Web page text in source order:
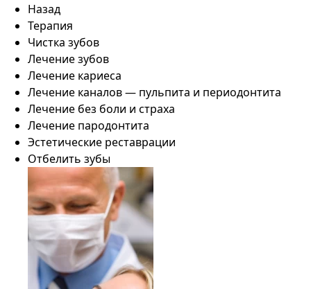
Назад
Терапия
Чистка зубов
Лечение зубов
Лечение кариеса
Лечение каналов — пульпита и периодонтита
Лечение без боли и страха
Лечение пародонтита
Эстетические реставрации
Отбелить зубы